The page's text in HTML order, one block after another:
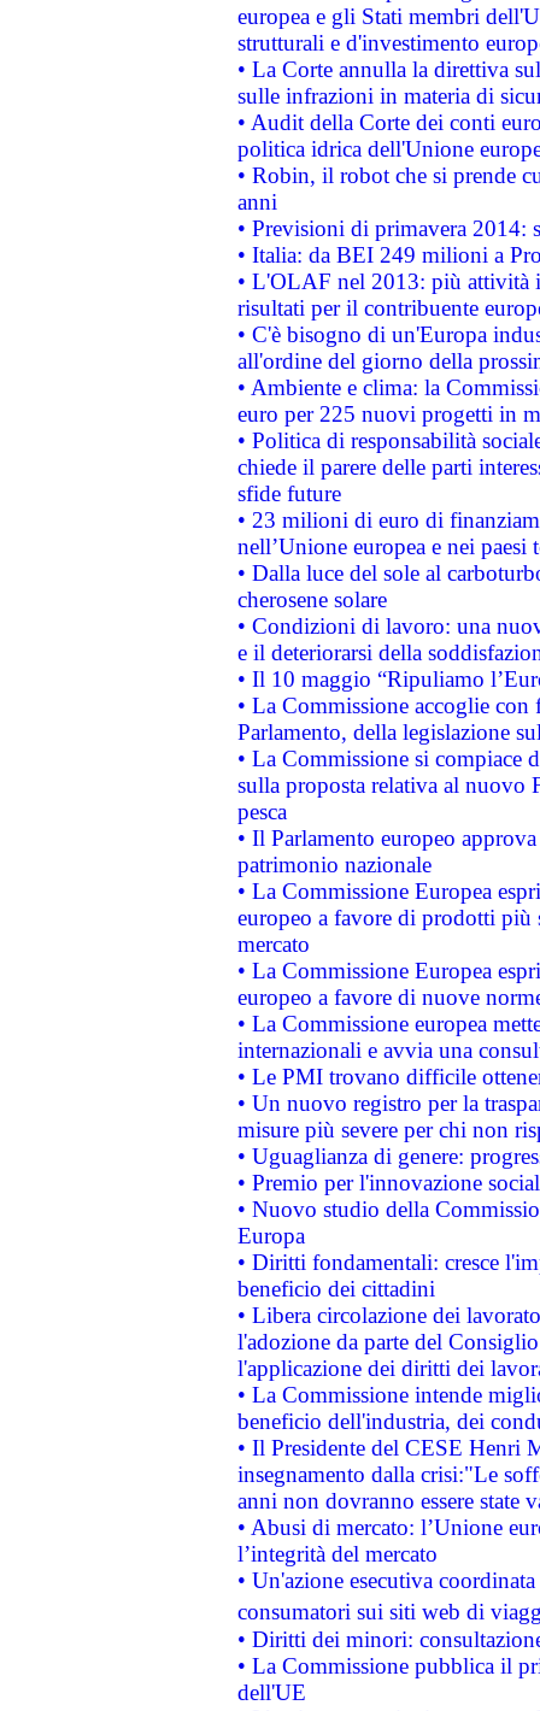
europea e gli Stati membri
strutturali e d'investimento
• La Corte annulla la direttiva
sulle infrazioni in materia di
• Audit della Corte dei conti
politica idrica dell'Unione
• Robin, il robot che si prende
anni
• Previsioni di primavera 2014:
• Italia: da BEI 249 milioni a
• L'OLAF nel 2013: più attività
risultati per il contribuente
• C'è bisogno di un'Europa
all'ordine del giorno della
• Ambiente e clima: la
euro per 225 nuovi progetti in
• Politica di responsabilità
chiede il parere delle parti
sfide future
• 23 milioni di euro di
nell’Unione europea e nei paesi
• Dalla luce del sole al
cherosene solare
• Condizioni di lavoro: una
e il deteriorarsi della
• Il 10 maggio “Ripuliamo
• La Commissione accoglie
Parlamento, della legislazione
• La Commissione si compiace
sulla proposta relativa al nuovo
pesca
• Il Parlamento europeo
patrimonio nazionale
• La Commissione Europea
europeo a favore di prodotti
mercato
• La Commissione Europea
europeo a favore di nuove
• La Commissione europea
internazionali e avvia una
• Le PMI trovano difficile
• Un nuovo registro per la
misure più severe per chi non
• Uguaglianza di genere:
• Premio per l'innovazione
• Nuovo studio della
Europa
• Diritti fondamentali: cresce
beneficio dei cittadini
• Libera circolazione dei
l'adozione da parte del
l'applicazione dei diritti dei
• La Commissione intende
beneficio dell'industria, dei
• Il Presidente del CESE Henri
insegnamento dalla crisi:"Le
anni non dovranno essere state
• Abusi di mercato: l’Unione
l’integrità del mercato
• Un'azione esecutiva
consumatori sui siti web di
• Diritti dei minori:
• La Commissione pubblica il
dell'UE